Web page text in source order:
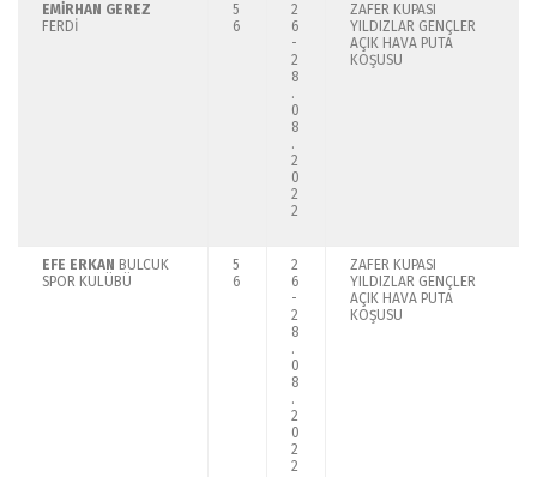
EMİRHAN GEREZ
FERDİ
5
6
2
6
-
2
8
.
0
8
.
2
0
2
2
ZAFER KUPASI
YILDIZLAR GENÇLER
AÇIK HAVA PUTA
KOŞUSU
EFE ERKAN BULCUK
SPOR KULÜBÜ
5
6
2
6
-
2
8
.
0
8
.
2
0
2
2
ZAFER KUPASI
YILDIZLAR GENÇLER
AÇIK HAVA PUTA
KOŞUSU